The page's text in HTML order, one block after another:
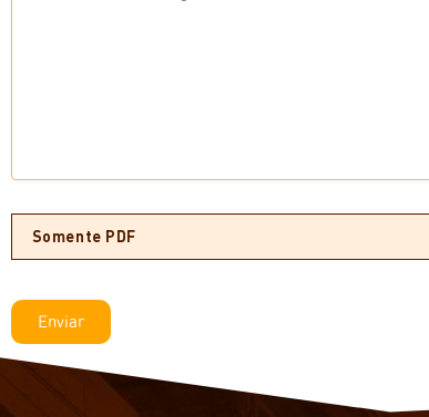
Somente PDF
Enviar